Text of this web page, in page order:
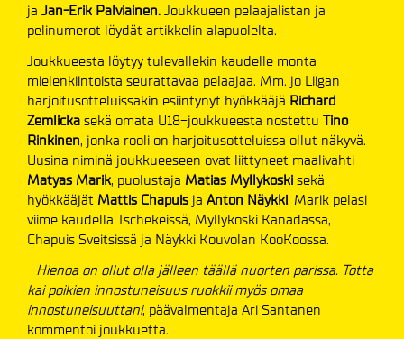
ja Jan-Erik Palviainen. Joukkueen pelaajalistan ja
pelinumerot löydät artikkelin alapuolelta.
Joukkueesta löytyy tulevallekin kaudelle monta
mielenkiintoista seurattavaa pelaajaa. Mm. jo Liigan
harjoitusotteluissakin esiintynyt hyökkääjä Richard
Zemlicka sekä omata U18-joukkueesta nostettu Tino
Rinkinen, jonka rooli on harjoitusotteluissa ollut näkyvä.
Uusina niminä joukkueeseen ovat liittyneet maalivahti
Matyas Marik, puolustaja Matias Myllykoski sekä
hyökkääjät Mattis Chapuis ja Anton Näykki. Marik pelasi
viime kaudella Tschekeissä, Myllykoski Kanadassa,
Chapuis Sveitsissä ja Näykki Kouvolan KooKoossa.
- Hienoa on ollut olla jälleen täällä nuorten parissa. Totta
kai poikien innostuneisuus ruokkii myös omaa
innostuneisuuttani, päävalmentaja Ari Santanen
kommentoi joukkuetta.